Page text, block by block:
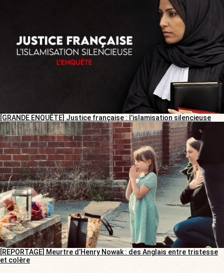
[GRANDE ENQUÊTE] Justice française : l’islamisation silencieuse
[REPORTAGE] Meurtre d’Henry Nowak : des Anglais entre tristesse
et colère